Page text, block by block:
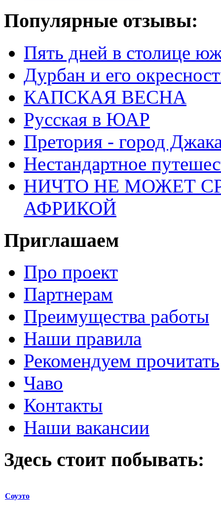
Популярные отзывы:
Пять дней в столице
Дурбан и его
КАПСКАЯ ВЕСНА
Русская в ЮАР
Претория - город
Нестандартное
НИЧТО НЕ МОЖЕТ
АФРИКОЙ
Приглашаем
Про проект
Партнерам
Преимущества работы
Наши правила
Рекомендуем прочитать
Чаво
Контакты
Наши вакансии
Здесь стоит побывать:
Соуэто